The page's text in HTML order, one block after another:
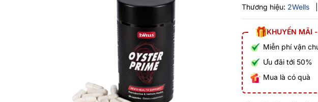
Thương hiệu: 2Wells
KHUYẾN MÃI
Miễn phí vận
Ưu đãi tới 50%
Mua là có quà